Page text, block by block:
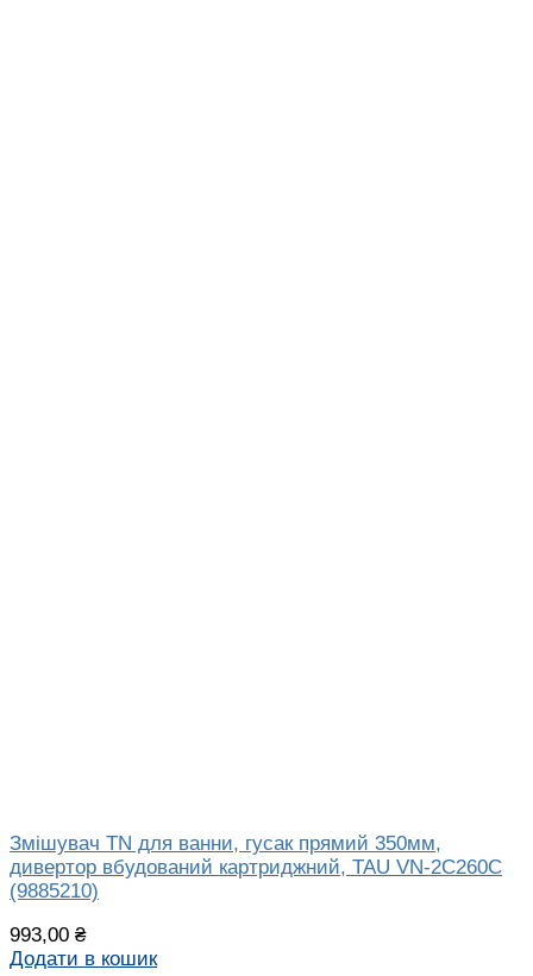
Змішувач TN для ванни, гусак прямий 350мм,
дивертор вбудований картриджний, TAU VN-2C260C
(9885210)
993,00 ₴
Додати в кошик